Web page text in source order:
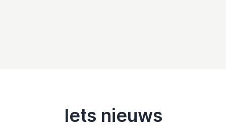
Iets nieuws